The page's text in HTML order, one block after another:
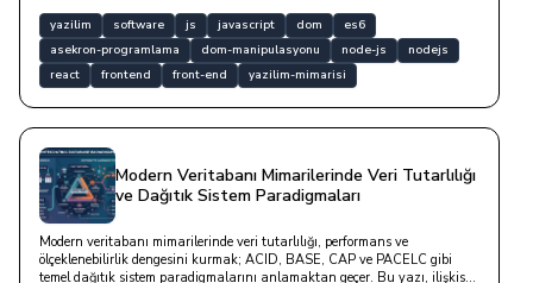
yazilim software js javascript dom
es6
asekron-programlama
dom-manipulasyonu node-js
nodejs
react
frontend front-end yazilim-mimarisi
Modern Veritabanı Mimarilerinde Veri Tutarlılığı
ve Dağıtık Sistem Paradigmaları
Modern veritabanı mimarilerinde veri tutarlılığı, performans ve
ölçeklenebilirlik dengesini kurmak; ACID, BASE, CAP ve PACELC gibi
temel dağıtık sistem paradigmalarını anlamaktan geçer. Bu yazı, ilişkisel